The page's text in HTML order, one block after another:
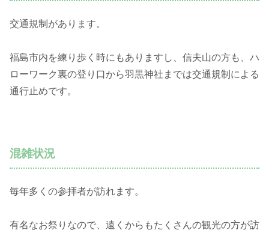
交通規制があります。
福島市内を練り歩く時にもありますし、信夫山の方も、ハ
ローワーク裏の登り口から羽黒神社までは交通規制による
通行止めです。
混雑状況
毎年多くの参拝者が訪れます。
有名なお祭りなので、遠くからもたくさんの観光の方が訪